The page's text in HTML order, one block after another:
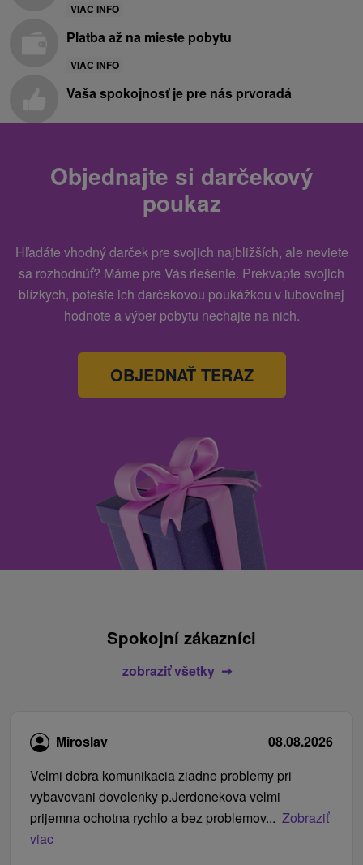
VIAC INFO
Platba až na mieste pobytu
VIAC INFO
Vaša spokojnosť je pre nás prvoradá
Objednajte si darčekový
poukaz
Hľadáte vhodný darček pre svojich najbližších, ale neviete
sa rozhodnúť? Máme pre Vás riešenie. Prekvapte svojich
blízkych, potešte ich darčekovou poukážkou v ľubovoľnej
hodnote a výber pobytu nechajte na nich.
OBJEDNAŤ TERAZ
Spokojní zákazníci
zobraziť všetky
Miroslav
08.08.2026
Velmi dobra komunikacia ziadne problemy pri
vybavovani dovolenky p.Jerdonekova velmi
prijemna ochotna rychlo a bez problemov... Zobraziť
viac